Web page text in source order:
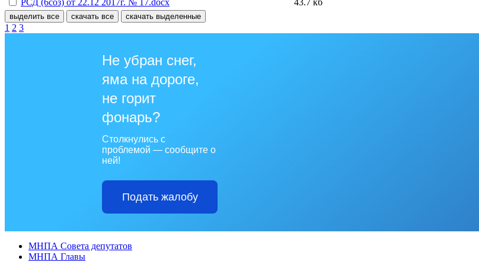
выделить все скачать все скачать выделенные
1 2 3
Не убран снег,
яма на дороге,
не горит
фонарь?
Столкнулись с
проблемой — сообщите о
ней!
Подать жалобу
МНПА Совета депутатов
МНПА Главы